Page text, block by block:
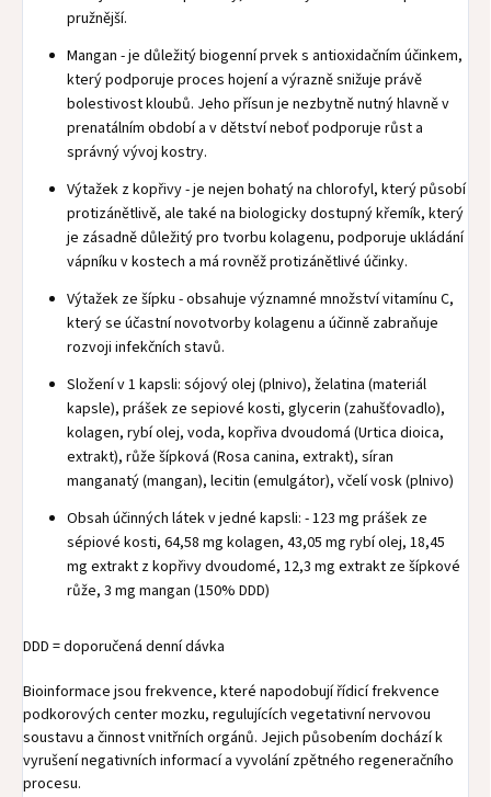
pružnější.
Mangan - je důležitý biogenní prvek s antioxidačním účinkem,
který podporuje proces hojení a výrazně snižuje právě
bolestivost kloubů. Jeho přísun je nezbytně nutný hlavně v
prenatálním období a v dětství neboť podporuje růst a
správný vývoj kostry.
Výtažek z kopřivy - je nejen bohatý na chlorofyl, který působí
protizánětlivě, ale také na biologicky dostupný křemík, který
je zásadně důležitý pro tvorbu kolagenu, podporuje ukládání
vápníku v kostech a má rovněž protizánětlivé účinky.
Výtažek ze šípku - obsahuje významné množství vitamínu C,
který se účastní novotvorby kolagenu a účinně zabraňuje
rozvoji infekčních stavů.
Složení v 1 kapsli: sójový olej (plnivo), želatina (materiál
kapsle), prášek ze sepiové kosti, glycerin (zahušťovadlo),
kolagen, rybí olej, voda, kopřiva dvoudomá (Urtica dioica,
extrakt), růže šípková (Rosa canina, extrakt), síran
manganatý (mangan), lecitin (emulgátor), včelí vosk (plnivo)
Obsah účinných látek v jedné kapsli: - 123 mg prášek ze
sépiové kosti, 64,58 mg kolagen, 43,05 mg rybí olej, 18,45
mg extrakt z kopřivy dvoudomé, 12,3 mg extrakt ze šípkové
růže, 3 mg mangan (150% DDD)
DDD = doporučená denní dávka
Bioinformace jsou frekvence, které napodobují řídicí frekvence
podkorových center mozku, regulujících vegetativní nervovou
soustavu a činnost vnitřních orgánů. Jejich působením dochází k
vyrušení negativních informací a vyvolání zpětného regeneračního
procesu.